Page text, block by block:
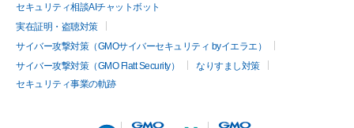
セキュリティ相談AIチャットボット
実在証明・盗聴対策
サイバー攻撃対策（GMOサイバーセキュリティ byイエラエ）
サイバー攻撃対策（GMO Flatt Security）
なりすまし対策
セキュリティ事業の軌跡